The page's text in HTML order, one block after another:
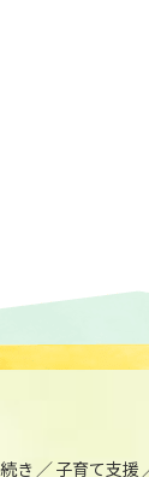
き 子育て支援